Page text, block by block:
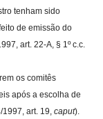
tenham sido
de emissão do
art. 22-A, § 1º c.c.
os comitês
após a escolha de
1997, art. 19, caput).